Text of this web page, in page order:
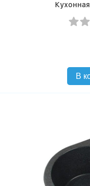
В